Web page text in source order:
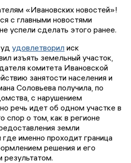
«Ивановских новостей»!
с главными новостями
успели сделать этого ранее.
удовлетворил иск
изъять земельный участок,
комитета Ивановской
занятости населения и
Соловьева получила, по
с нарушением
речь идет об одном участке в
спор о том, как в регионе
земли
именно проходит граница
решения и его